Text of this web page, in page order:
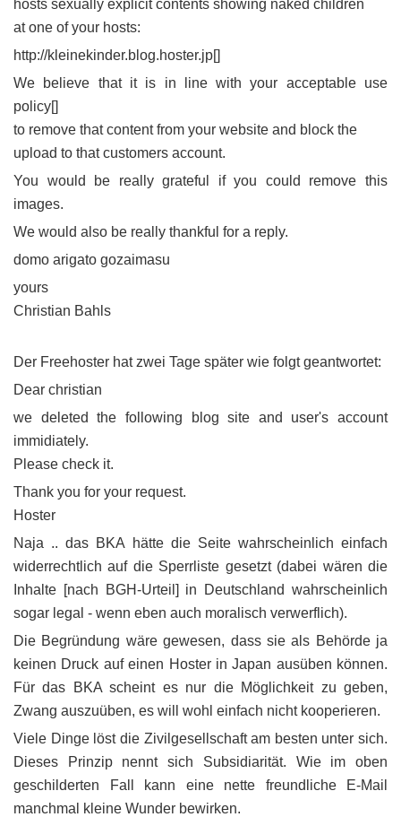
hosts sexually explicit contents showing naked children
at one of your hosts:
http://kleinekinder.blog.hoster.jp[]
We believe that it is in line with your acceptable use
policy[]
to remove that content from your website and block the
upload to that customers account.
You would be really grateful if you could remove this
images.
We would also be really thankful for a reply.
domo arigato gozaimasu
yours
Christian Bahls
Der Freehoster hat zwei Tage später wie folgt geantwortet:
Dear christian
we deleted the following blog site and user's account
immidiately.
Please check it.
Thank you for your request.
Hoster
Naja .. das BKA hätte die Seite wahrscheinlich einfach
widerrechtlich auf die Sperrliste gesetzt (dabei wären die
Inhalte [nach BGH-Urteil] in Deutschland wahrscheinlich
sogar legal - wenn eben auch moralisch verwerflich).
Die Begründung wäre gewesen, dass sie als Behörde ja
keinen Druck auf einen Hoster in Japan ausüben können.
Für das BKA scheint es nur die Möglichkeit zu geben,
Zwang auszuüben, es will wohl einfach nicht kooperieren.
Viele Dinge löst die Zivilgesellschaft am besten unter sich.
Dieses Prinzip nennt sich Subsidiarität. Wie im oben
geschilderten Fall kann eine nette freundliche E-Mail
manchmal kleine Wunder bewirken.